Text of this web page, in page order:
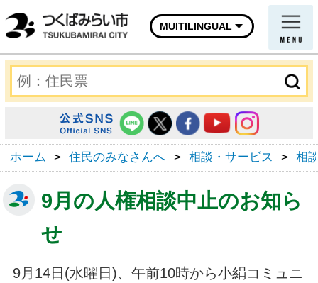
MUITILINGUAL
ホーム > 住民のみなさんへ > 相談・サービス > 相
9月の人権相談中止のお知ら
せ
9月14日(水曜日)、午前10時から小絹コミュニ